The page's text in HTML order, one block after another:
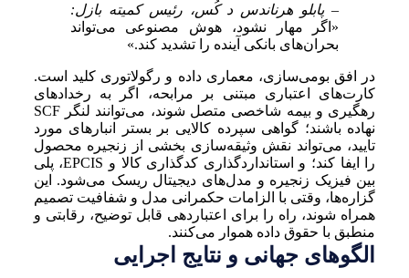
– پابلو هرناندس د کُس، رئیس کمیته بازل:
«اگر مهار نشود، هوش مصنوعی می‌تواند
بحران‌های بانکی آینده را تشدید کند.»
در افق بومی‌سازی، معماری داده و رگولاتوری کلید است.
کارت‌های اعتباری مبتنی بر مرابحه، اگر به رخدادهای
رهگیری و بیمه شاخصی متصل شوند، می‌توانند لنگر SCF
نهاده باشند؛ گواهی سپرده کالایی بر بستر انبارهای مورد
تایید، می‌تواند نقش وثیقه‌سازی بخشی از زنجیره محصول
را ایفا کند؛ و استانداردگذاری کدگذاری کالا و EPCIS، پلی
بین فیزیک زنجیره و مدل‌های دیجیتال ریسک می‌شود. این
گزاره‌ها، وقتی با الزامات حکمرانی مدل و شفافیت تصمیم
همراه شوند، راه را برای اعتباردهی قابل توضیح، رقابتی و
منطبق با حقوق داده هموار می‌کنند.
الگوهای جهانی و نتایج اجرایی